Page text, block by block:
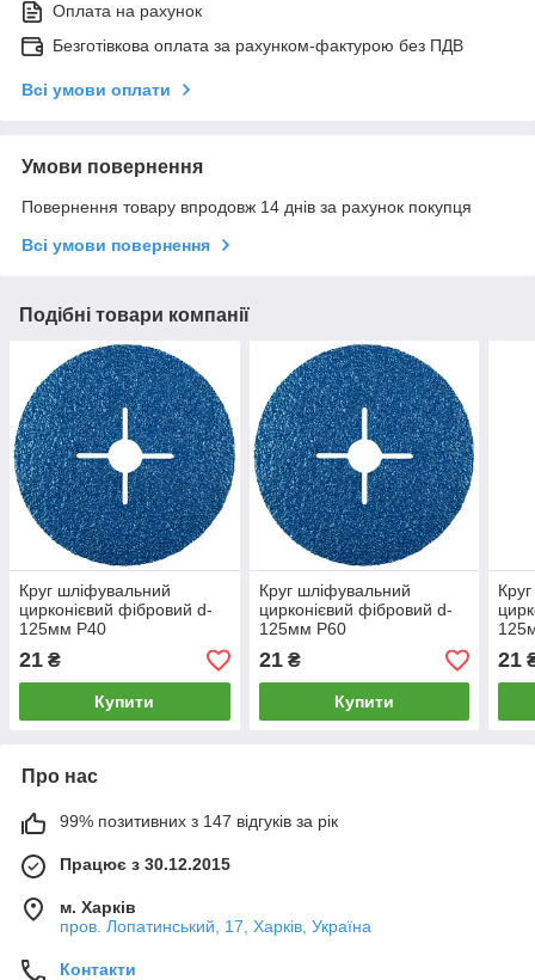
Оплата на рахунок
Безготівкова оплата за рахунком-фактурою без ПДВ
Всі умови оплати
Умови повернення
Повернення товару впродовж 14 днів за рахунок покупця
Всі умови повернення
Подібні товари компанії
Круг шліфувальний
цирконієвий фібровий d-
125мм Р40
21 ₴
Купити
Круг шліфувальний
цирконієвий фібровий d-
125мм Р60
21₴
Купити
21
Про нас
99% позитивних з 147 відгуків за рік
Працює з 30.12.2015
м. Харків
пров. Лопатинський, 17, Харків, Україна
Контакти